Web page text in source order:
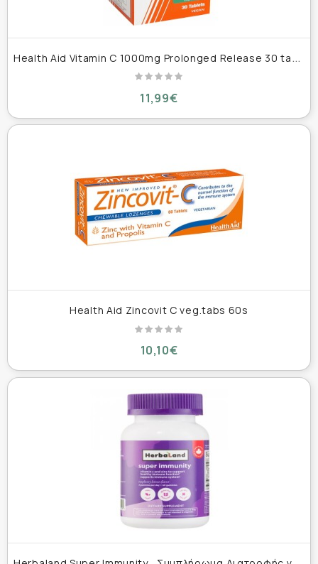
H
ealth Aid Vitamin C 1000mg Prolonged Release 30 tablets
11,99€
Health Aid Zincovit C veg.tabs 60s
10,10€